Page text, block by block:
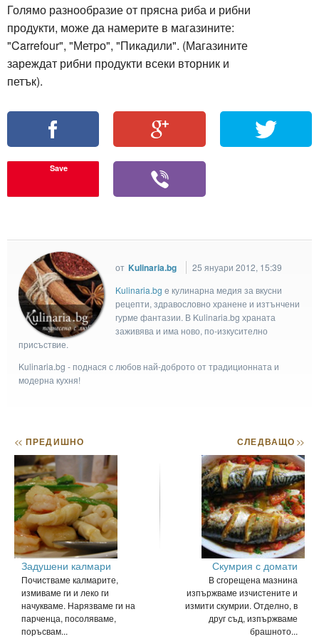
Голямо разнообразие от прясна риба и рибни
продукти, може да намерите в магазините:
"Carrefour", "Метро", "Пикадили". (Магазините
зареждат рибни продукти всеки вторник и
петък).
Save
от Kulinaria.bg
25 януари 2012, 15:39
Kulinaria.bg e кулинарна медия за вкусни
рецепти, здравословно хранене и изтънчени
гурме фантазии. В Kulinaria.bg храната
заживява и има ново, по-изкусително
присъствие.
Kulinaria.bg - поднася с любов най-доброто от традиционната и
модерна кухня!
<< ПРЕДИШНО
Задушени калмари
Почистваме калмарите,
измиваме ги и леко ги
начукваме. Нарязваме ги на
парченца, посоляваме,
поръсвам...
СЛЕДВАЩО>>
Скумрия с домати
В сгорещена мазнина
изпържваме изчистените и
измити скумрии. Отделно, в
друг съд, изпържваме
брашното...